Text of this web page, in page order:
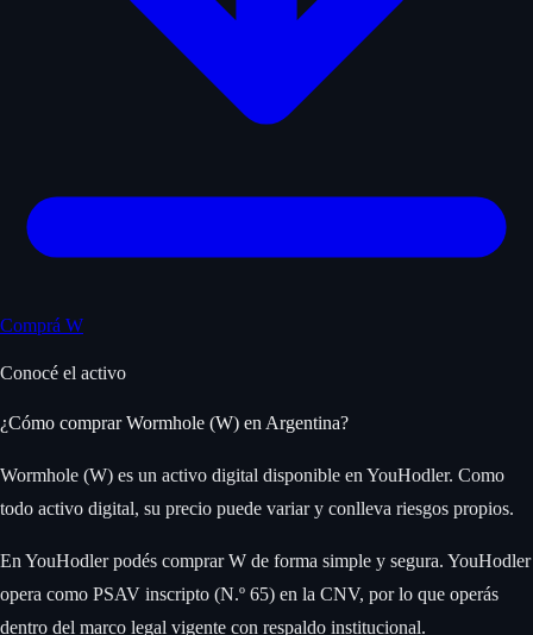
Comprá W
Conocé el activo
¿Cómo comprar Wormhole (W) en Argentina?
Wormhole (W) es un activo digital disponible en YouHodler. Como
todo activo digital, su precio puede variar y conlleva riesgos propios.
En YouHodler podés comprar W de forma simple y segura. YouHodler
opera como PSAV inscripto (N.º 65) en la CNV, por lo que operás
dentro del marco legal vigente con respaldo institucional.